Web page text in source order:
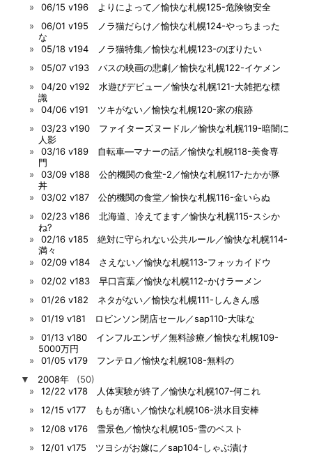
06/15 v196 よりによって／愉快な札幌125-危険物安全
06/01 v195 ノラ猫だらけ／愉快な札幌124-やっちまった
な
05/18 v194 ノラ猫特集／愉快な札幌123-のぼりたい
05/07 v193 バスの映画の悲劇／愉快な札幌122-イケメン
04/20 v192 水遊びデビュー／愉快な札幌121-大雑把な標
識
04/06 v191 ツキがない／愉快な札幌120-家の痕跡
03/23 v190 ファイターズヌードル／愉快な札幌119-暗闇に
人影
03/16 v189 自転車―マナーの話／愉快な札幌118-美食専
門
03/09 v188 公的機関の食堂-2／愉快な札幌117-たかが豚
丼
03/02 v187 公的機関の食堂／愉快な札幌116-金いらぬ
02/23 v186 北海道、冷えてます／愉快な札幌115-スシか
ね?
02/16 v185 絶対に守られない公共ルール／愉快な札幌114-
満々
02/09 v184 さえない／愉快な札幌113-フォッカイドウ
02/02 v183 早口言葉／愉快な札幌112-かけラーメン
01/26 v182 ネタがない／愉快な札幌111-しんきん感
01/19 v181 ロビンソン閉店セール／sap110-大味な
01/13 v180 インフルエンザ／無料診療／愉快な札幌109-
5000万円
01/05 v179 フンテロ／愉快な札幌108-無料の
▼
2008年
(50)
12/22 v178 人体実験が終了／愉快な札幌107-何これ
12/15 v177 ももが痛い／愉快な札幌106-洪水目安棒
12/08 v176 雪景色／愉快な札幌105-雪のベスト
12/01 v175 ツヨシがお嫁に／sap104-しゃぶ漬け